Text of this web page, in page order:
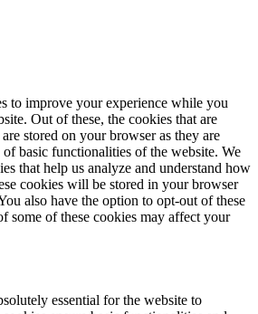
to improve your experience while you
Out of these, the cookies that are
stored on your browser as they are
basic functionalities of the website. We
that help us analyze and understand how
cookies will be stored in your browser
also have the option to opt-out of these
some of these cookies may affect your
essential for the website to